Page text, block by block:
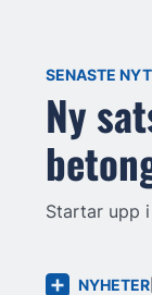
SENASTE
Ny
Startar upp
NYHETER